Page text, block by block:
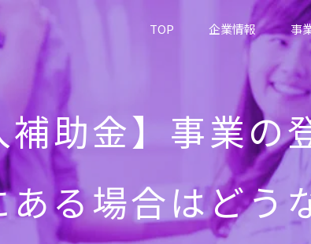
TOP 企業情報 事
助金】事業の
る場合はどう